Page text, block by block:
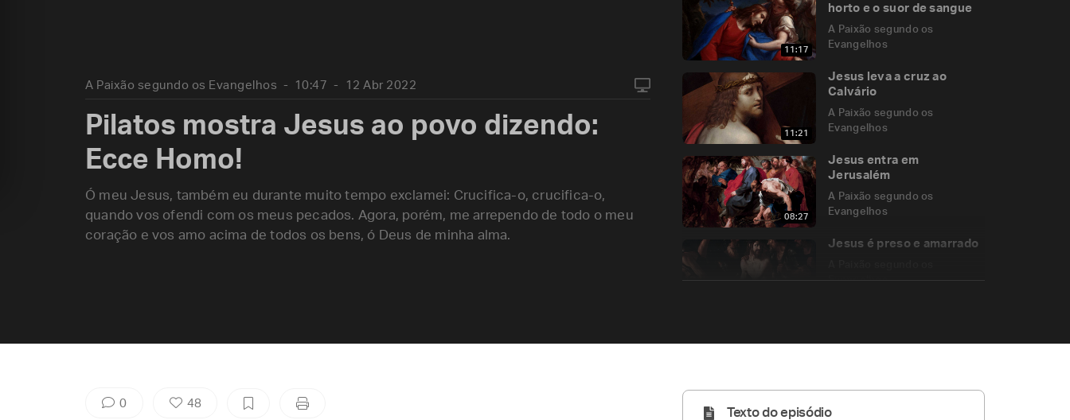
11:17
horto e o suor de sangue
A Paixão segundo os
Evangelhos
11:21
Jesus leva a cruz ao
Calvário
A Paixão segundo os
Evangelhos
08:27
Jesus entra em
Jerusalém
A Paixão segundo os
Evangelhos
Jesus é preso e amarrado
Evangelhos
Pilatos
A Paixão segundo os Evangelhos 10:47 12 Abr 2022
Pilatos mostra Jesus ao povo dizendo:
Ecce Homo!
Ó meu Jesus, também eu durante muito tempo exclamei: Crucifica-o, crucifica-o,
quando vos ofendi com os meus pecados. Agora, porém, me arrependo de todo o meu
coração e vos amo acima de todos os bens, ó Deus de minha alma.
0 48
Texto do episódio